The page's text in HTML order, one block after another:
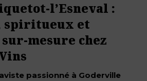
l’Esneval :
spiritueux et
mesure chez
passionné à Goderville